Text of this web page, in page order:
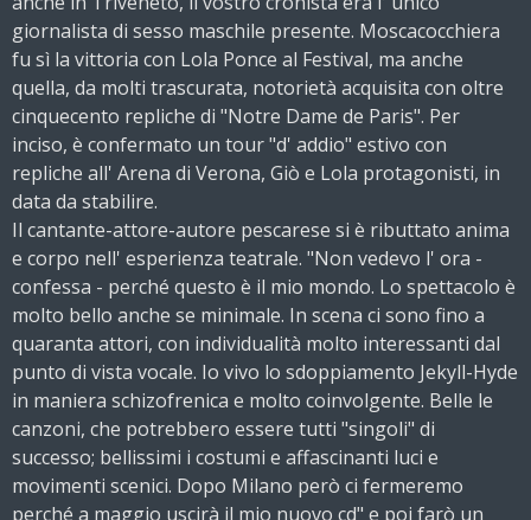
giornalista di sesso maschile presente. Moscacocchiera
fu sì la vittoria con Lola Ponce al Festival, ma anche
quella, da molti trascurata, notorietà acquisita con oltre
cinquecento repliche di "Notre Dame de Paris". Per
inciso, è confermato un tour "d' addio" estivo con
repliche all' Arena di Verona, Giò e Lola protagonisti, in
data da stabilire.
Il cantante-attore-autore pescarese si è ributtato anima
e corpo nell' esperienza teatrale. "Non vedevo l' ora -
confessa - perché questo è il mio mondo. Lo spettacolo è
molto bello anche se minimale. In scena ci sono fino a
quaranta attori, con individualità molto interessanti dal
punto di vista vocale. Io vivo lo sdoppiamento Jekyll-Hyde
in maniera schizofrenica e molto coinvolgente. Belle le
canzoni, che potrebbero essere tutti "singoli" di
successo; bellissimi i costumi e affascinanti luci e
movimenti scenici. Dopo Milano però ci fermeremo
perché a maggio uscirà il mio nuovo cd" e poi farò un